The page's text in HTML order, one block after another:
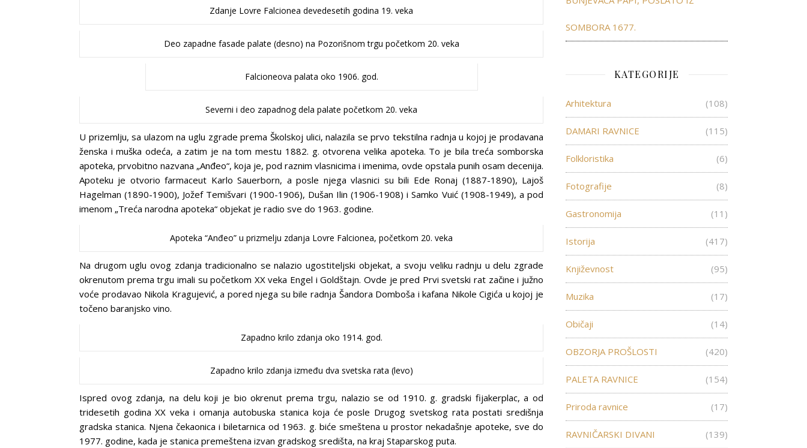
Zdanje Lovre Falcionea devedesetih godina 19. veka
Deo zapadne fasade palate (desno) na Pozorišnom trgu početkom 20. veka
Falcioneova palata oko 1906. god.
Severni i deo zapadnog dela palate početkom 20. veka
U prizemlju, sa ulazom na uglu zgrade prema Školskoj ulici, nalazila se prvo tekstilna radnja u kojoj je prodavana
ženska i muška odeća, a zatim je na tom mestu 1882. g. otvorena velika apoteka. To je bila treća somborska
apoteka, prvobitno nazvana „Anđeo“, koja je, pod raznim vlasnicima i imenima, ovde opstala punih osam decenija.
Apoteku je otvorio farmaceut Karlo Sauerborn, a posle njega vlasnici su bili Ede Ronaj (1887-1890), Lajoš
Hagelman (1890-1900), Jožef Temišvari (1900-1906), Dušan Ilin (1906-1908) i Samko Vuić (1908-1949), a pod
imenom „Treća narodna apoteka“ objekat je radio sve do 1963. godine.
Apoteka “Anđeo” u prizmelju zdanja Lovre Falcionea, početkom 20. veka
Na drugom uglu ovog zdanja tradicionalno se nalazio ugostiteljski objekat, a svoju veliku radnju u delu zgrade
okrenutom prema trgu imali su početkom XX veka Engel i Goldštajn. Ovde je pred Prvi svetski rat začine i južno
voće prodavao Nikola Kragujević, a pored njega su bile radnja Šandora Domboša i kafana Nikole Cigića u kojoj je
točeno baranjsko vino.
Zapadno krilo zdanja oko 1914. god.
Zapadno krilo zdanja između dva svetska rata (levo)
Ispred ovog zdanja, na delu koji je bio okrenut prema trgu, nalazio se od 1910. g. gradski fijakerplac, a od
tridesetih godina XX veka i omanja autobuska stanica koja će posle Drugog svetskog rata postati središnja
gradska stanica. Njena čekaonica i biletarnica od 1963. g. biće smeštena u prostor nekadašnje apoteke, sve do
1977. godine, kada je stanica premeštena izvan gradskog središta, na kraj Staparskog puta.
SOMBORA 1677.
KATEGORIJE
Arhitektura (108)
DAMARI RAVNICE (115)
Folkloristika (6)
Fotografije (8)
Gastronomija (11)
Istorija (417)
Književnost (95)
Muzika (17)
Običaji (14)
OBZORJA PROŠLOSTI (420)
PALETA RAVNICE (154)
Priroda ravnice (17)
RAVNIČARSKI DIVANI (139)